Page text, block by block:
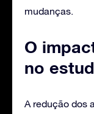
mudanças.
O
no
A redução dos